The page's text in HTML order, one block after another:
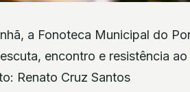
a Fonoteca Municipal do
encontro e resistência
Renato Cruz Santos